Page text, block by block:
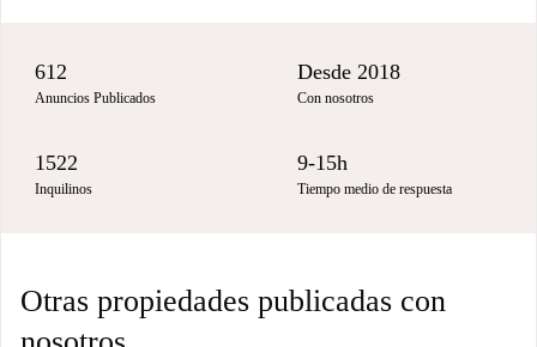
612
Anuncios Publicados
Desde 2018
Con nosotros
1522
Inquilinos
9-15h
Tiempo medio de respuesta
Otras propiedades publicadas con